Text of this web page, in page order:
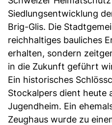
Siedlungsentwicklung
Brig-Glis. Die
reichhaltiges bauliches
erhalten, sondern
in die Zukunft geführt
Ein historisches
Stockalpers dient heute
Jugendheim. Ein
Zeughaus wurde zu